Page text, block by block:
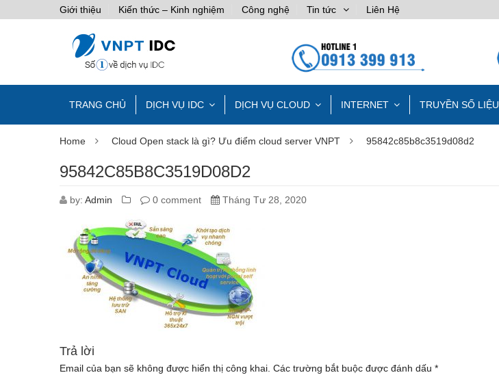
Giới thiệu Kiến thức – Kinh nghiệm Công nghệ Tin tức Liên Hệ
TRANG CHỦ DỊCH VỤ IDC DỊCH VỤ CLOUD INTERNET TRUYỀN SỐ LIỆU
Home Cloud Open stack là gì? Ưu điểm cloud server VNPT 95842c85b8c3519d08d2
95842C85B8C3519D08D2
by: Admin 0 comment Tháng Tư 28, 2020
Trả lời
Email của bạn sẽ không được hiển thị công khai. Các trường bắt buộc được đánh dấu *